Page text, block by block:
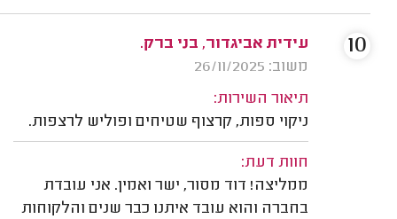
עידית אביגדור, בני ברק.
משוב: 26/11/2025
תיאור השירות:
ניקוי ספות, קרצוף שטיחים ופוליש לרצפות.
חוות דעת:
ממליצה! דוד מסור, ישר ואמין. אני עובדת
בחברה והוא עובד איתנו כבר שנים והלקוחות
10